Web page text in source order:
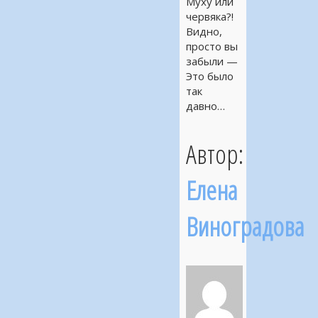
червяка?!
Видно,
просто вы
забыли —
Это было
так
давно…
Автор:
Елена
Виноградова